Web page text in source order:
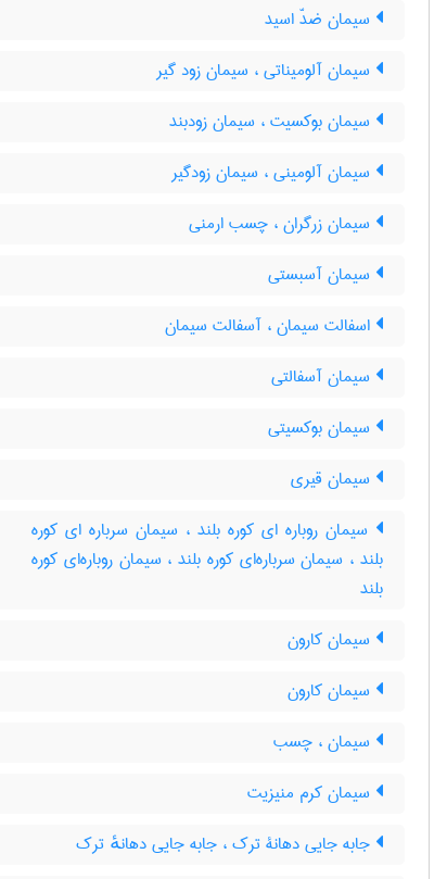
سیمان ضدّ اسید
سیمان آلومیناتی ، سیمان زود گیر
سیمان بوکسیت ، سیمان زودبند
سیمان آلومینی ، سیمان زودگیر
سیمان زرگران ، چسب ارمنی
سیمان آسبستی
اسفالت سیمان ، آسفالت سیمان
سیمان آسفالتی
سیمان بوکسیتی
سیمان قیری
سیمان روباره ای کوره بلند ، سیمان سرباره ای کوره
بلند ، سیمان سرباره‌ای کوره بلند ، سیمان روباره‌ای کوره
بلند
سیمان کارون
سیمان کارون
سیمان ، چسب
سیمان کرم منیزیت
جابه جایی دهانۀ ترک ، جابه جایی دهانهٔ ترک